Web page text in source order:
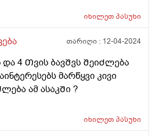
იხილეთპასუხი
თარიღი : 12-04-2024
4 Თვის ბავᲨვს ᲨეიᲫლება
მარწყვი კივი
ამ ასაკᲨი ?
იხილეთპასუხი